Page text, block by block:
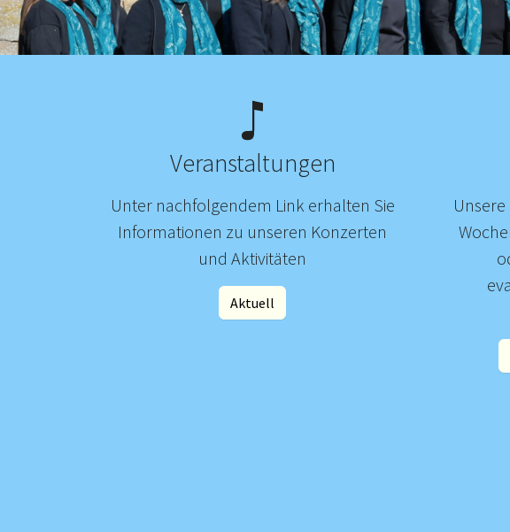
Veranstaltungen
Unter nachfolgendem Link erhalten Sie
Informationen zu unseren Konzerten
und Aktivitäten
Aktuell